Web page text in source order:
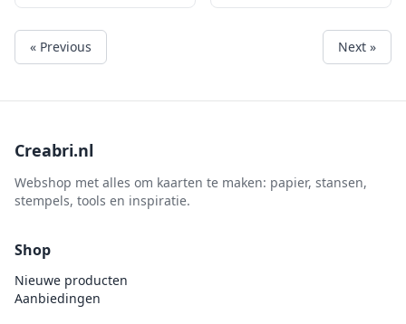
« Previous Next »
Creabri.nl
Webshop met alles om kaarten te maken: papier, stansen,
stempels, tools en inspiratie.
Shop
Nieuwe producten
Aanbiedingen